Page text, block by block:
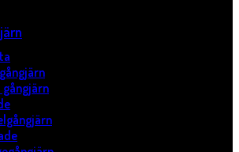
gångjärn